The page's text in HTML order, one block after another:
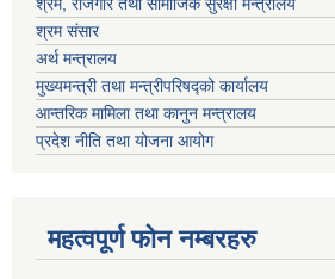
श्रम, रोजगार तथा सामाजिक सुरक्षा मन्त्रालय
श्रम संसार
अर्थ मन्त्रालय
मुख्यमन्त्री तथा मन्त्रीपरिषद्को कार्यालय
आन्तरिक मामिला तथा कानुन मन्त्रालय
प्रदेश नीति तथा योजना आयोग
महत्वपूर्ण फाेन नम्बरहरु